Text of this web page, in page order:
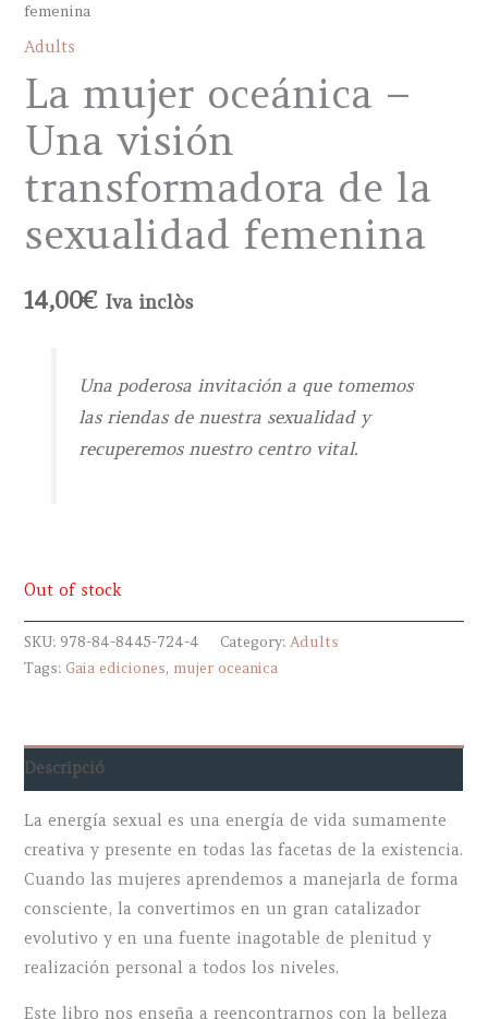
femenina
Adults
La mujer oceánica –
Una visión
transformadora de la
sexualidad femenina
14,00€ Iva inclòs
Una poderosa invitación a que tomemos
las riendas de nuestra sexualidad y
recuperemos nuestro centro vital.
Out of stock
SKU: 978-84-8445-724-4 Category:Adults
Tags: Gaia ediciones, mujer oceanica
Descripció
La energía sexual es una energía de vida sumamente
creativa y presente en todas las facetas de la existencia.
Cuando las mujeres aprendemos a manejarla de forma
consciente, la convertimos en un gran catalizador
evolutivo y en una fuente inagotable de plenitud y
realización personal a todos los niveles.
Este libro nos enseña a reencontrarnos con la belleza